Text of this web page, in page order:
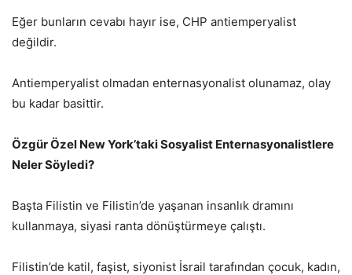
Eğer bunların cevabı hayır ise, CHP antiemperyalist
değildir.
Antiemperyalist olmadan enternasyonalist olunamaz, olay
bu kadar basittir.
Özgür Özel New York’taki Sosyalist Enternasyonalistlere
Neler Söyledi?
Başta Filistin ve Filistin’de yaşanan insanlık dramını
kullanmaya, siyasi ranta dönüştürmeye çalıştı.
Filistin’de katil, faşist, siyonist İsrail tarafından çocuk, kadın,